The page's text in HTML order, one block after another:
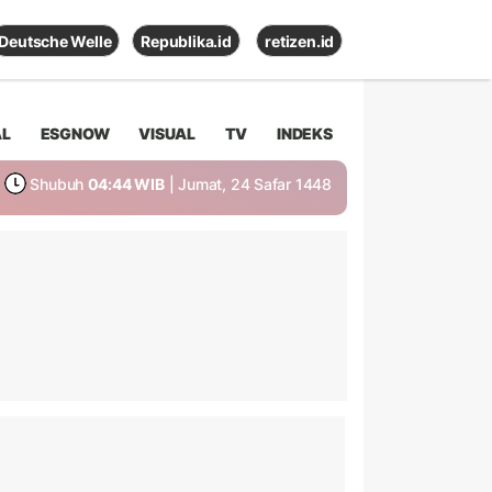
Deutsche Welle Republika.id retizen.id
ESGNOW VISUAL TV INDEKS
Shubuh 04:44 WIB | Jumat, 24 Safar 1448